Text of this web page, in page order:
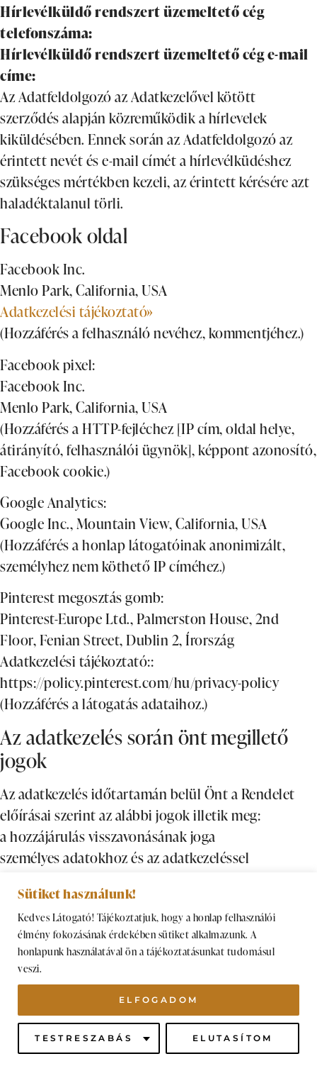
Sütiket használunk!
Kedves Látogató! Tájékoztatjuk, hogy a honlap felhasználói
élmény fokozásának érdekében sütiket alkalmazunk. A
honlapunk használatával ön a tájékoztatásunkat tudomásul
veszi.
TESTRESZABÁS ELUTASÍTOM
ELFOGADOM
Hírlevélküldő rendszert üzemeltető cég
telefonszáma:
Hírlevélküldő rendszert üzemeltető cég e-mail
címe:
Az Adatfeldolgozó az Adatkezelővel kötött
szerződés alapján közreműködik a hírlevelek
kiküldésében. Ennek során az Adatfeldolgozó az
érintett nevét és e-mail címét a hírlevélküdéshez
szükséges mértékben kezeli, az érintett kérésére azt
haladéktalanul törli.
Facebook oldal
Facebook Inc.
Menlo Park, California, USA
Adatkezelési tájékoztató»
(Hozzáférés a felhasználó nevéhez, kommentjéhez.)
Facebook pixel:
Facebook Inc.
Menlo Park, California, USA
(Hozzáférés a HTTP-fejléchez [IP cím, oldal helye,
átirányító, felhasználói ügynök], képpont azonosító,
Facebook cookie.)
Google Analytics:
Google Inc., Mountain View, California, USA
(Hozzáférés a honlap látogatóinak anonimizált,
személyhez nem köthető IP címéhez.)
Pinterest megosztás gomb:
Pinterest-Europe Ltd., Palmerston House, 2nd
Floor, Fenian Street, Dublin 2, Írország
Adatkezelési tájékoztató::
https://policy.pinterest.com/hu/privacy-policy
(Hozzáférés a látogatás adataihoz.)
Az adatkezelés során önt megillető
jogok
Az adatkezelés időtartamán belül Önt a Rendelet
előírásai szerint az alábbi jogok illetik meg:
a hozzájárulás visszavonásának joga
személyes adatokhoz és az adatkezeléssel
helyesbítéshez való jog
adatkezelés korlátozása
törléshez való jog
tiltakozáshoz való jog
hordozhatósághoz való jog
Amennyiben Ön jogaival élni kíván, az az Ön
azonosításával jár együtt, valamint az Adatkezelőnek
Önnel szükségszeren kommunikálnia kell. Ezért az